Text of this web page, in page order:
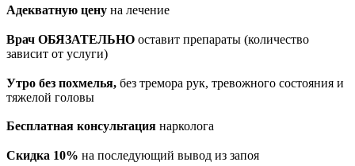
Адекватную цену на лечение
Врач ОБЯЗАТЕЛЬНО оставит препараты (количество
зависит от услуги)
Утро без похмелья, без тремора рук, тревожного состояния и
тяжелой головы
Бесплатная консультация нарколога
Скидка 10% на последующий вывод из запоя